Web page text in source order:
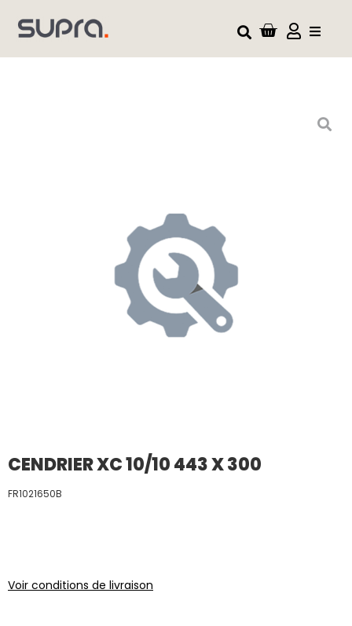
CENDRIER XC 10/10 443 X 300
FR1021650B
Voir conditions de livraison